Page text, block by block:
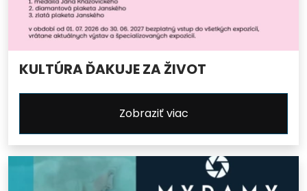
KULTÚRA ĎAKUJE ZA ŽIVOT
Zobraziť viac